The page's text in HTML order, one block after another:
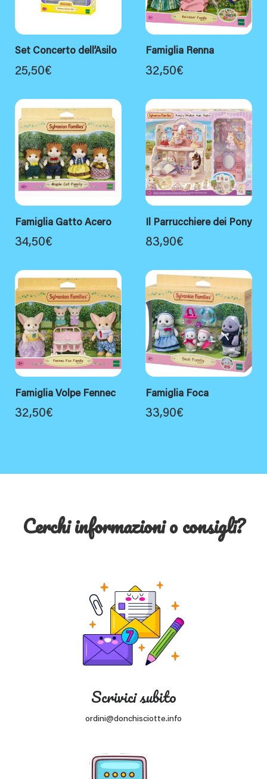
Set Concerto dell’Asilo
25,50€
Famiglia Renna
32,50€
Famiglia Gatto Acero
34,50€
Il Parrucchiere dei Pony
83,90€
Famiglia Volpe Fennec
32,50€
Famiglia Foca
33,90€
Cerchi informazioni o consigli?
Scrivici subito
ordini@donchisciotte.info